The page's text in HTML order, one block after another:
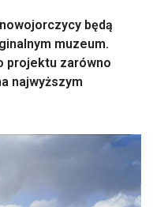
będą
muzeum.
projektu zarówno
najwyższym